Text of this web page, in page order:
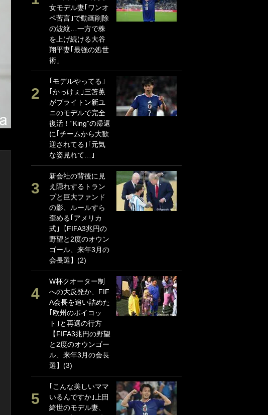
女モデル妻｢ワンオ
ペ苦言｣で動画削除
の波紋…一方で株
を上げ続ける大谷
翔平妻｢最強の処世
術」
｢モデルやってる｣
｢かっけぇ｣三笘薫
がブライトン新ユ
ニのモデルで完全
復活！“King”の帰還
に｢チームから大歓
迎されてる｣｢元気
な姿見れて…｣
新会社の背後に見
え隠れするトラン
プと巨大ファンド
の影、ルールすら
歪める｢アメリカ
式｣【FIFA3兆円の
野望と2度のオウン
ゴール、来年3月の
会長選】(2)
W杯クオーター制
への大反発か、FIF
A会長を追い詰めた
｢欧州のボイコッ
ト｣と再選の行方
【FIFA3兆円の野望
と2度のオウンゴー
ル、来年3月の会長
選】(3)
｢こんな美しいママ
いるんですか｣上田
綺世のモデル妻、